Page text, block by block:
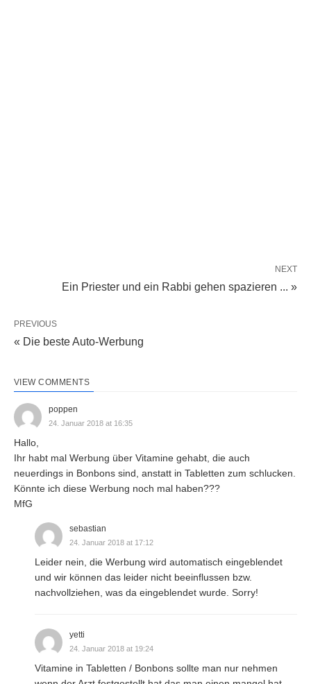
NEXT
Ein Priester und ein Rabbi gehen spazieren ... »
PREVIOUS
« Die beste Auto-Werbung
VIEW COMMENTS
poppen
24. Januar 2018 at 16:35
Hallo,
Ihr habt mal Werbung über Vitamine gehabt, die auch
neuerdings in Bonbons sind, anstatt in Tabletten zum schlucken.
Könnte ich diese Werbung noch mal haben???
MfG
sebastian
24. Januar 2018 at 17:12
Leider nein, die Werbung wird automatisch eingeblendet
und wir können das leider nicht beeinflussen bzw.
nachvollziehen, was da eingeblendet wurde. Sorry!
yetti
24. Januar 2018 at 19:24
Vitamine in Tabletten / Bonbons sollte man nur nehmen